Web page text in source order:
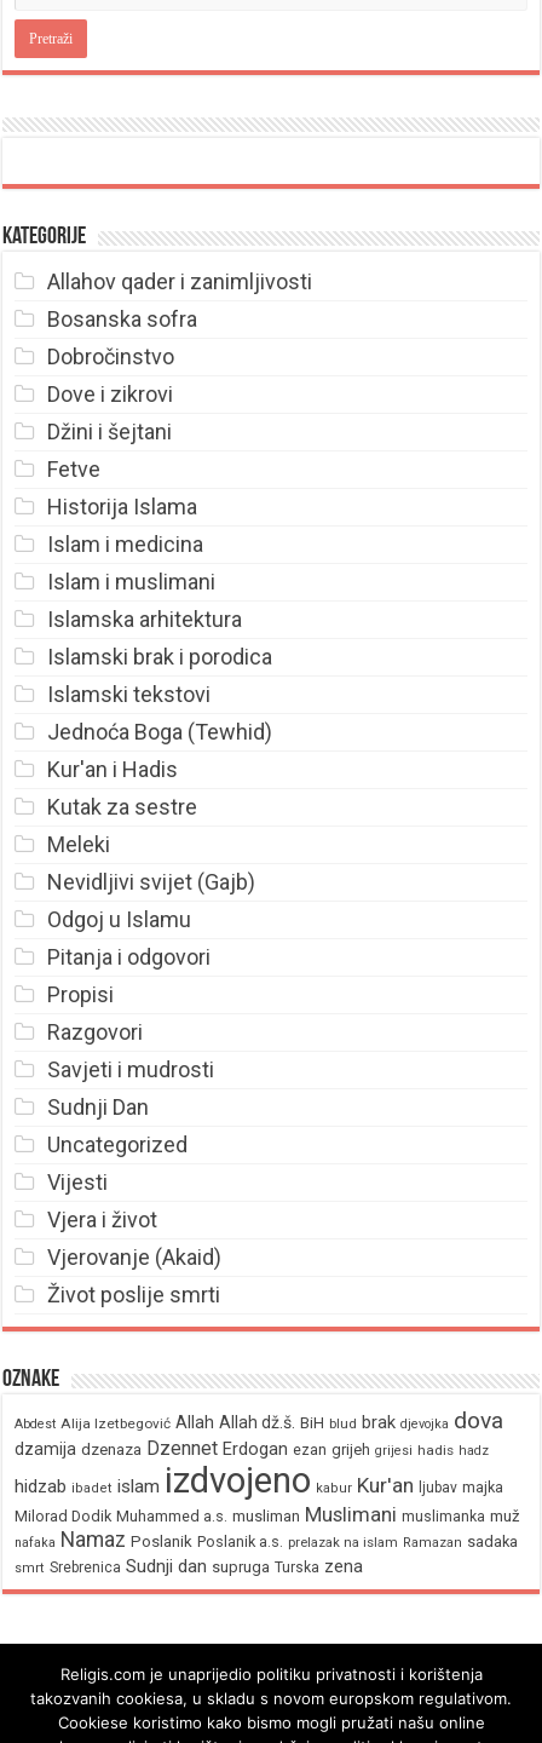
Kategorije
Allahov qader i zanimljivosti
Bosanska sofra
Dobročinstvo
Dove i zikrovi
Džini i šejtani
Fetve
Historija Islama
Islam i medicina
Islam i muslimani
Islamska arhitektura
Islamski brak i porodica
Islamski tekstovi
Jednoća Boga (Tewhid)
Kur'an i Hadis
Kutak za sestre
Meleki
Nevidljivi svijet (Gajb)
Odgoj u Islamu
Pitanja i odgovori
Propisi
Razgovori
Savjeti i mudrosti
Sudnji Dan
Uncategorized
Vijesti
Vjera i život
Vjerovanje (Akaid)
Život poslije smrti
Oznake
Abdest Alija Izetbegović Allah Allah dž.š. BiH blud brak djevojka dova
dzamija dzenaza Dzennet Erdogan ezan grijeh grijesi hadis hadz
hidzab ibadet islam izdvojeno kabur Kur'an ljubav majka
Milorad Dodik Muhammed a.s. musliman Muslimani muslimanka muž
nafaka Namaz Poslanik Poslanik a.s. prelazak na islam Ramazan sadaka
smrt Srebrenica Sudnji dan supruga Turska zena
Religis.com je unaprijedio politiku privatnosti i korištenja
takozvanih cookiesa, u skladu s novom europskom regulativom.
Cookiese koristimo kako bismo mogli pružati našu online